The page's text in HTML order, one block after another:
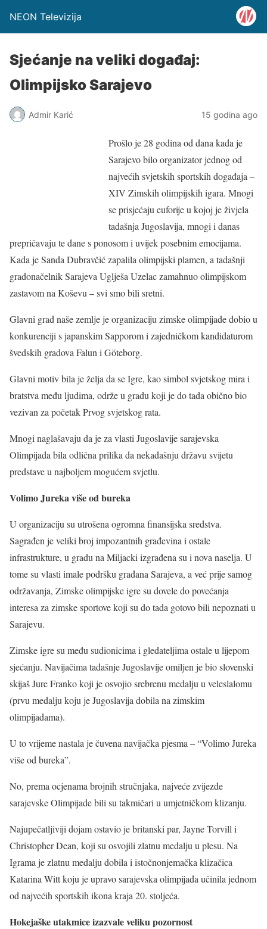
NEON Televizija
Sjećanje na veliki događaj:
Olimpijsko Sarajevo
Admir Karić 15 godina ago
Prošlo je 28 godina od dana kada je
Sarajevo bilo organizator jednog od
najvećih svjetskih sportskih događaja –
XIV Zimskih olimpijskih igara. Mnogi
se prisjećaju euforije u kojoj je živjela
tadašnja Jugoslavija, mnogi i danas
prepričavaju te dane s ponosom i uvijek posebnim emocijama.
Kada je Sanda Dubravčić zapalila olimpijski plamen, a tadašnji
gradonačelnik Sarajeva Uglješa Uzelac zamahnuo olimpijskom
zastavom na Koševu – svi smo bili sretni.
Glavni grad naše zemlje je organizaciju zimske olimpijade dobio u
konkurenciji s japanskim Sapporom i zajedničkom kandidaturom
švedskih gradova Falun i Göteborg.
Glavni motiv bila je želja da se Igre, kao simbol svjetskog mira i
bratstva među ljudima, održe u gradu koji je do tada obično bio
vezivan za početak Prvog svjetskog rata.
Mnogi naglašavaju da je za vlasti Jugoslavije sarajevska
Olimpijada bila odlična prilika da nekadašnju državu svijetu
predstave u najboljem mogućem svjetlu.
Volimo Jureka više od bureka
U organizaciju su utrošena ogromna finansijska sredstva.
Sagrađen je veliki broj impozantnih građevina i ostale
infrastrukture, u gradu na Miljacki izgrađena su i nova naselja. U
tome su vlasti imale podršku građana Sarajeva, a već prije samog
održavanja, Zimske olimpijske igre su dovele do povećanja
interesa za zimske sportove koji su do tada gotovo bili nepoznati u
Sarajevu.
Zimske igre su među sudionicima i gledateljima ostale u lijepom
sjećanju. Navijačima tadašnje Jugoslavije omiljen je bio slovenski
skijaš Jure Franko koji je osvojio srebrenu medalju u veleslalomu
(prvu medalju koju je Jugoslavija dobila na zimskim
olimpijadama).
U to vrijeme nastala je čuvena navijačka pjesma – “Volimo Jureka
više od bureka”.
No, prema ocjenama brojnih stručnjaka, najveće zvijezde
sarajevske Olimpijade bili su takmičari u umjetničkom klizanju.
Najupečatljiviji dojam ostavio je britanski par, Jayne Torvill i
Christopher Dean, koji su osvojili zlatnu medalju u plesu. Na
Igrama je zlatnu medalju dobila i istočnonjemačka klizačica
Katarina Witt koju je upravo sarajevska olimpijada učinila jednom
od najvećih sportskih ikona kraja 20. stoljeća.
Hokejaške utakmice izazvale veliku pozornost